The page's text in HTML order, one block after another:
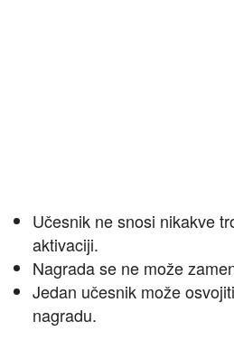
Učesnik ne snosi nikakve
aktivaciji.
Nagrada se ne može
Jedan učesnik može
nagradu.